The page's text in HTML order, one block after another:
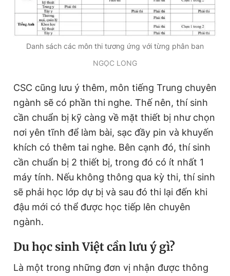
Danh sách các môn thi tương ứng với từng phân ban
NGỌC LONG
CSC cũng lưu ý thêm, môn tiếng Trung chuyên
ngành sẽ có phần thi nghe. Thế nên, thí sinh
cần chuẩn bị kỹ càng về mặt thiết bị như chọn
nơi yên tĩnh để làm bài, sạc đầy pin và khuyến
khích có thêm tai nghe. Bên cạnh đó, thí sinh
cần chuẩn bị 2 thiết bị, trong đó có ít nhất 1
máy tính. Nếu không thông qua kỳ thi, thí sinh
sẽ phải học lớp dự bị và sau đó thi lại đến khi
đậu mới có thể được học tiếp lên chuyên
ngành.
Du học sinh Việt cần lưu ý gì?
Là một trong những đơn vị nhận được thông